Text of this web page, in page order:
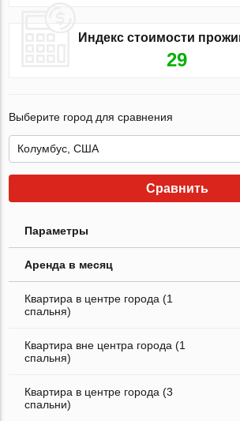
Индекс стоимости
29
Выберите город для сравнения
Сравнить
Параметры
Аренда в месяц
Квартира в центре города (1
спальня)
Квартира вне центра города (1
спальня)
Квартира в центре города (3
спальни)